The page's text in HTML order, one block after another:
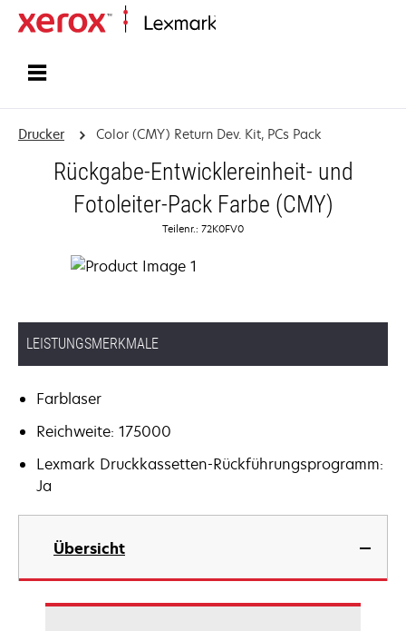
Drucker Color (CMY) Return Dev. Kit, PCs Pack
Rückgabe-Entwicklereinheit- und
Fotoleiter-Pack Farbe (CMY)
Teilenr.: 72K0FV0
LEISTUNGSMERKMALE
Farblaser
Reichweite: 175000
Lexmark Druckkassetten-Rückführungsprogramm:
Ja
Übersicht